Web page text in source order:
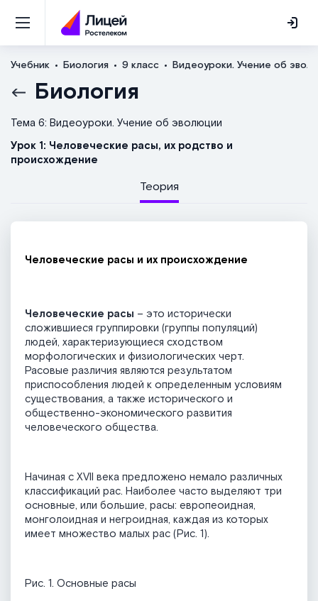
Учебник Биология 9 класс Видеоуроки. Учение об
Биология
Тема 6: Видеоуроки. Учение об эволюции
Урок 1: Человеческие расы, их родство и
происхождение
Теория
Человеческие расы и их происхождение
Человеческие расы – это исторически
сложившиеся группировки (группы популяций)
людей, характеризующиеся сходством
морфологических и физиологических черт.
Расовые различия являются результатом
приспособления людей к определенным условиям
существования, а также исторического и
общественно-экономического развития
человеческого общества.
Начиная с XVII века предложено немало различных
классификаций рас. Наиболее часто выделяют три
основные, или большие, расы: европеоидная,
монголоидная и негроидная, каждая из которых
имеет множество малых рас (Рис. 1).
Рис. 1. Основные расы